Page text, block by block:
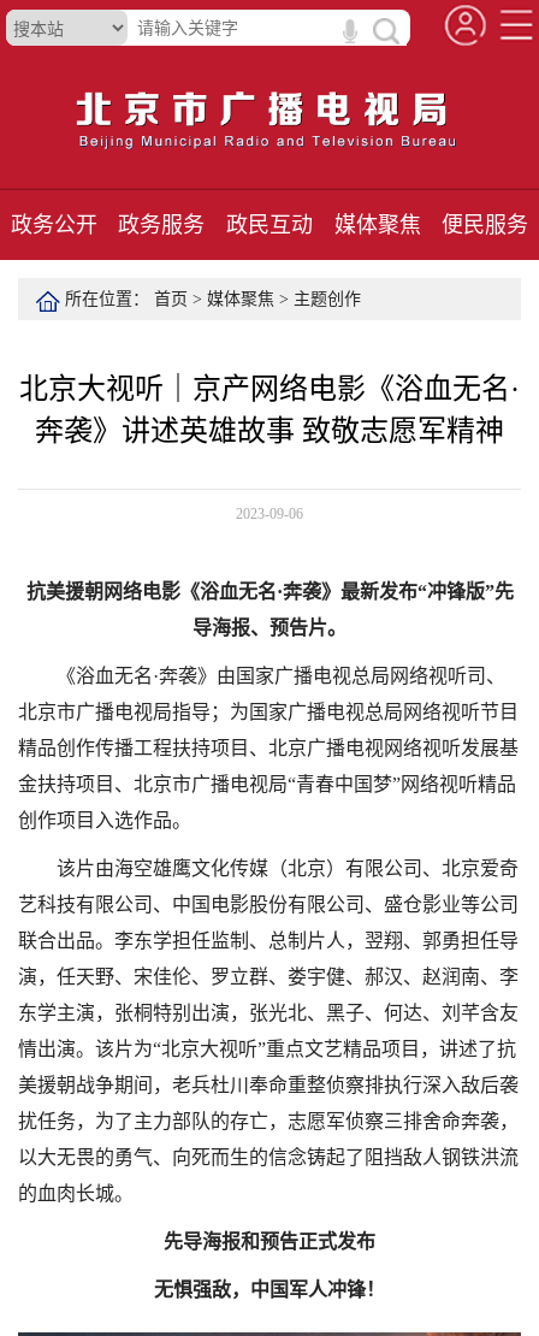
政务公开 政务服务 政民互动 媒体聚焦 便民服务
所在位置： 首页 > 媒体聚焦 > 主题创作
北京大视听｜京产网络电影《浴血无名·
奔袭》讲述英雄故事 致敬志愿军精神
2023-09-06
抗美援朝网络电影《浴血无名·奔袭》最新发布“冲锋版”先
导海报、预告片。
《浴血无名·奔袭》由国家广播电视总局网络视听司、
北京市广播电视局指导；为国家广播电视总局网络视听节目
精品创作传播工程扶持项目、北京广播电视网络视听发展基
金扶持项目、北京市广播电视局“青春中国梦”网络视听精品
创作项目入选作品。
该片由海空雄鹰文化传媒（北京）有限公司、北京爱奇
艺科技有限公司、中国电影股份有限公司、盛仓影业等公司
联合出品。李东学担任监制、总制片人，翌翔、郭勇担任导
演，任天野、宋佳伦、罗立群、娄宇健、郝汉、赵润南、李
东学主演，张桐特别出演，张光北、黑子、何达、刘芊含友
情出演。该片为“北京大视听”重点文艺精品项目，讲述了抗
美援朝战争期间，老兵杜川奉命重整侦察排执行深入敌后袭
扰任务，为了主力部队的存亡，志愿军侦察三排舍命奔袭，
以大无畏的勇气、向死而生的信念铸起了阻挡敌人钢铁洪流
的血肉长城。
先导海报和预告正式发布
无惧强敌，中国军人冲锋！